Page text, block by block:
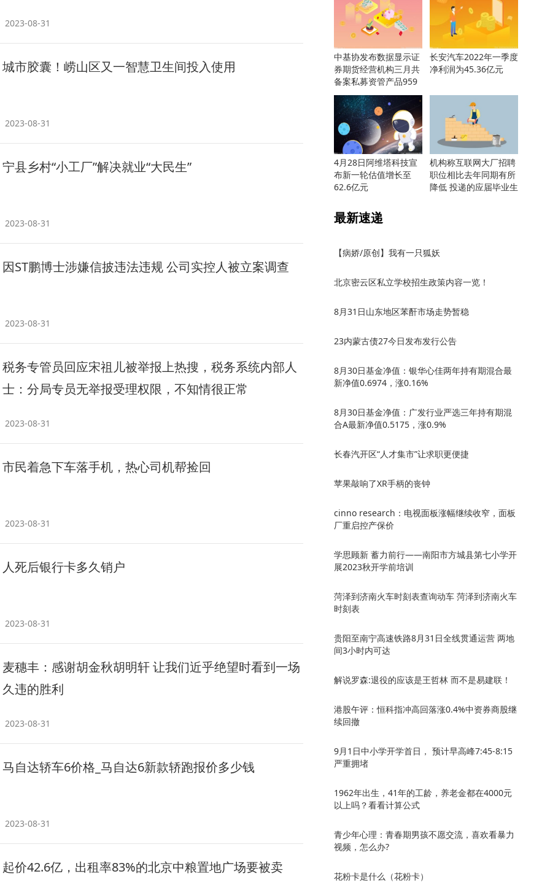
2023-08-31
城市胶囊！崂山区又一智慧卫生间投入使用
2023-08-31
宁县乡村“小工厂”解决就业“大民生”
2023-08-31
因ST鹏博士涉嫌信披违法违规 公司实控人被立案调查
2023-08-31
税务专管员回应宋祖儿被举报上热搜，税务系统内部人
士：分局专员无举报受理权限，不知情很正常
2023-08-31
市民着急下车落手机，热心司机帮捡回
2023-08-31
人死后银行卡多久销户
2023-08-31
麦穗丰：感谢胡金秋胡明轩 让我们近乎绝望时看到一场
久违的胜利
2023-08-31
马自达轿车6价格_马自达6新款轿跑报价多少钱
2023-08-31
起价42.6亿，出租率83%的北京中粮置地广场要被卖
中基协发布数据显示证
券期货经营机构三月共
备案私募资管产品959
只
长安汽车2022年一季度
净利润为45.36亿元
4月28日阿维塔科技宣
布新一轮估值增长至
62.6亿元
机构称互联网大厂招聘
职位相比去年同期有所
降低 投递的应届毕业生
最新速递
【病娇/原创】我有一只狐妖
北京密云区私立学校招生政策内容一览！
8月31日山东地区苯酐市场走势暂稳
23内蒙古债27今日发布发行公告
8月30日基金净值：银华心佳两年持有期混合最
新净值0.6974，涨0.16%
8月30日基金净值：广发行业严选三年持有期混
合A最新净值0.5175，涨0.9%
长春汽开区“人才集市”让求职更便捷
苹果敲响了XR手柄的丧钟
cinno research：电视面板涨幅继续收窄，面板
厂重启控产保价
学思顾新 蓄力前行——南阳市方城县第七小学开
展2023秋开学前培训
菏泽到济南火车时刻表查询动车 菏泽到济南火车
时刻表
贵阳至南宁高速铁路8月31日全线贯通运营 两地
间3小时内可达
解说罗森:退役的应该是王哲林 而不是易建联！
港股午评：恒科指冲高回落涨0.4%中资券商股继
续回撤
9月1日中小学开学首日， 预计早高峰7:45-8:15
严重拥堵
1962年出生，41年的工龄，养老金都在4000元
以上吗？看看计算公式
青少年心理：青春期男孩不愿交流，喜欢看暴力
视频，怎么办?
花粉卡是什么（花粉卡）